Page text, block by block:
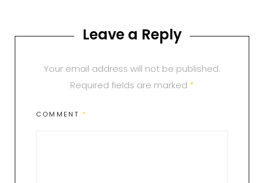
Leave a Reply
Your email address will not be published.
Required fields are marked *
COMMENT *